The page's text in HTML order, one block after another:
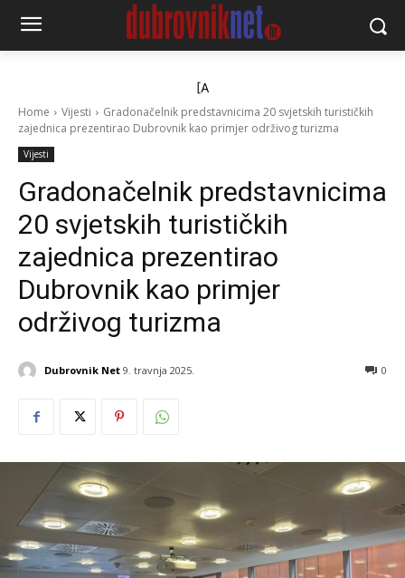
[A
Home
Vijesti
Gradonačelnik predstavnicima 20 svjetskih turističkih
zajednica prezentirao Dubrovnik kao primjer održivog turizma
Vijesti
Gradonačelnik predstavnicima
20 svjetskih turističkih
zajednica prezentirao
Dubrovnik kao primjer
održivog turizma
Dubrovnik Net 9. travnja 2025. 0